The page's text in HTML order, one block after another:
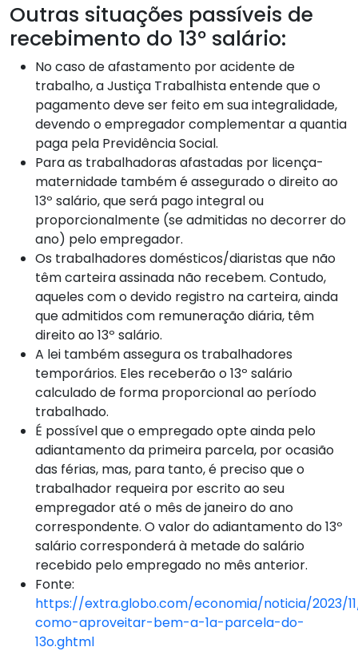
Outras situações passíveis de
recebimento do 13º salário:
No caso de afastamento por acidente de
trabalho, a Justiça Trabalhista entende que o
pagamento deve ser feito em sua integralidade,
devendo o empregador complementar a quantia
paga pela Previdência Social.
Para as trabalhadoras afastadas por licença-
maternidade também é assegurado o direito ao
13º salário, que será pago integral ou
proporcionalmente (se admitidas no decorrer do
ano) pelo empregador.
Os trabalhadores domésticos/diaristas que não
têm carteira assinada não recebem. Contudo,
aqueles com o devido registro na carteira, ainda
que admitidos com remuneração diária, têm
direito ao 13º salário.
A lei também assegura os trabalhadores
temporários. Eles receberão o 13º salário
calculado de forma proporcional ao período
trabalhado.
É possível que o empregado opte ainda pelo
adiantamento da primeira parcela, por ocasião
das férias, mas, para tanto, é preciso que o
trabalhador requeira por escrito ao seu
empregador até o mês de janeiro do ano
correspondente. O valor do adiantamento do 13º
salário corresponderá à metade do salário
recebido pelo empregado no mês anterior.
Fonte:
https://extra.globo.com/economia/noticia/2023/
como-aproveitar-bem-a-1a-parcela-do-
13o.ghtml